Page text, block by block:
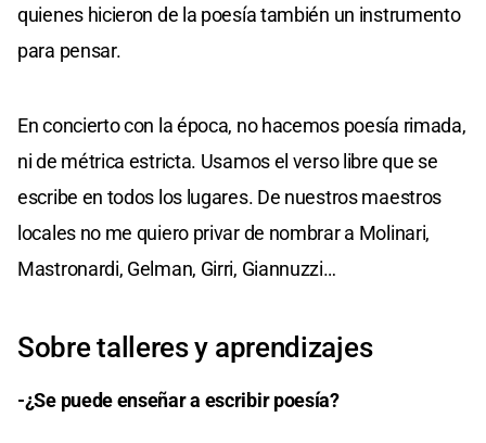
quienes hicieron de la poesía también un instrumento
para pensar.
En concierto con la época, no hacemos poesía rimada,
ni de métrica estricta. Usamos el verso libre que se
escribe en todos los lugares. De nuestros maestros
locales no me quiero privar de nombrar a Molinari,
Mastronardi, Gelman, Girri, Giannuzzi…
Sobre talleres y aprendizajes
-¿Se puede enseñar a escribir poesía?